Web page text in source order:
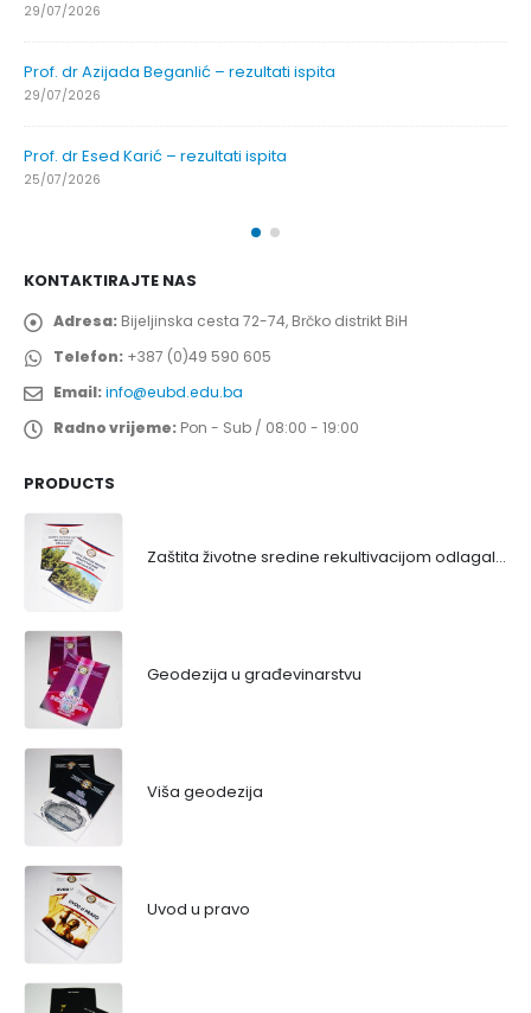
29/07/2026
Prof. dr Azijada Beganlić – rezultati ispita
29/07/2026
Prof. dr Esed Karić – rezultati ispita
25/07/2026
KONTAKTIRAJTE NAS
Adresa: Bijeljinska cesta 72-74, Brčko distrikt BiH
Telefon: +387 (0)49 590 605
Email:info@eubd.edu.ba
Radno vrijeme: Pon - Sub / 08:00 - 19:00
PRODUCTS
Zaštita životne sredine rekultivacijom odlagališta
Geodezija u građevinarstvu
Viša geodezija
Uvod u pravo